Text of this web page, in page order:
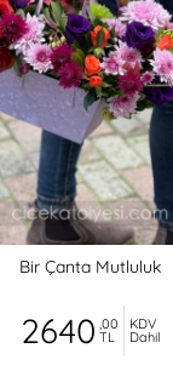
Bir Çanta Mutluluk
2640 ,00
TL
KDV
Dahil